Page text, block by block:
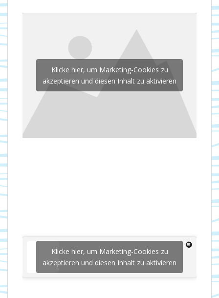
Klicke hier, um Marketing-Cookies zu
akzeptieren und diesen Inhalt zu aktivieren
Klicke hier, um Marketing-Cookies zu
akzeptieren und diesen Inhalt zu aktivieren